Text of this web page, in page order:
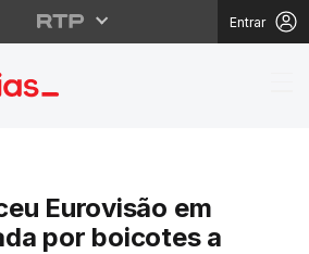
Entrar
venceu
Eurovisão em
por boicotes a